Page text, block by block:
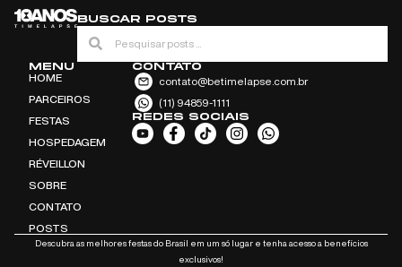
BUSCAR POSTS
MENU
HOME
PARCEIROS
FESTAS
HOSPEDAGEM
RÉVEILLON
SOBRE
CONTATO
POSTS
CONTATO
contato@betimelapse.com.br
(11) 94859-1111
REDES SOCIAIS
Descubra as melhores festas do Brasil em um só lugar e tenha acesso a benefícios
exclusivos!